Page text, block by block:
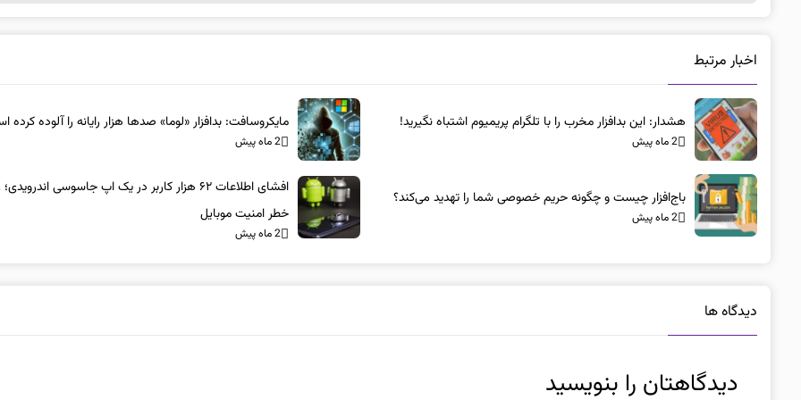
اخبار مرتبط
هشدار: این بدافزار مخرب را با تلگرام پریمیوم اشتباه نگیرید!
2 ماه پیش
مایکروسافت: بدافزار «لوما» صدها هزار رایانه را آلوده کرده
2 ماه پیش
باج‌افزار چیست و چگونه حریم خصوصی شما را تهدید می‌کند؟
2 ماه پیش
افشای اطلاعات ۶۲ هزار کاربر در یک اپ جاسوسی
خطر امنیت موبایل
2 ماه پیش
دیدگاه ها
دیدگاهتان را بنویسید